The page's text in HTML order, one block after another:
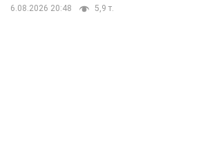
6.08.2026 20:48 5,9 т.